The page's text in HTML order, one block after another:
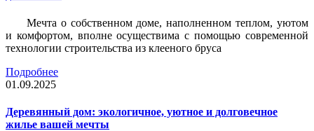
Мечта о собственном доме, наполненном теплом, уютом
и комфортом, вполне осуществима с помощью современной
технологии строительства из клееного бруса
Подробнее
01.09.2025
Деревянный дом: экологичное, уютное и долговечное
жилье вашей мечты